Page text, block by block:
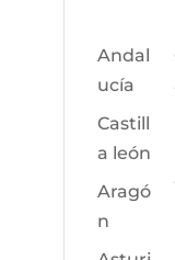
Andal
ucía
Castill
a león
Aragó
n